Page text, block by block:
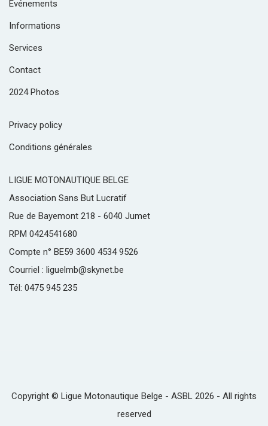
Evénements
Informations
Services
Contact
2024 Photos
Privacy policy
Conditions générales
LIGUE MOTONAUTIQUE BELGE
Association Sans But Lucratif
Rue de Bayemont 218 - 6040 Jumet
RPM 0424541680
Compte n° BE59 3600 4534 9526
Courriel : liguelmb@skynet.be
Tél: 0475 945 235
Copyright © Ligue Motonautique Belge - ASBL 2026 - All rights
reserved